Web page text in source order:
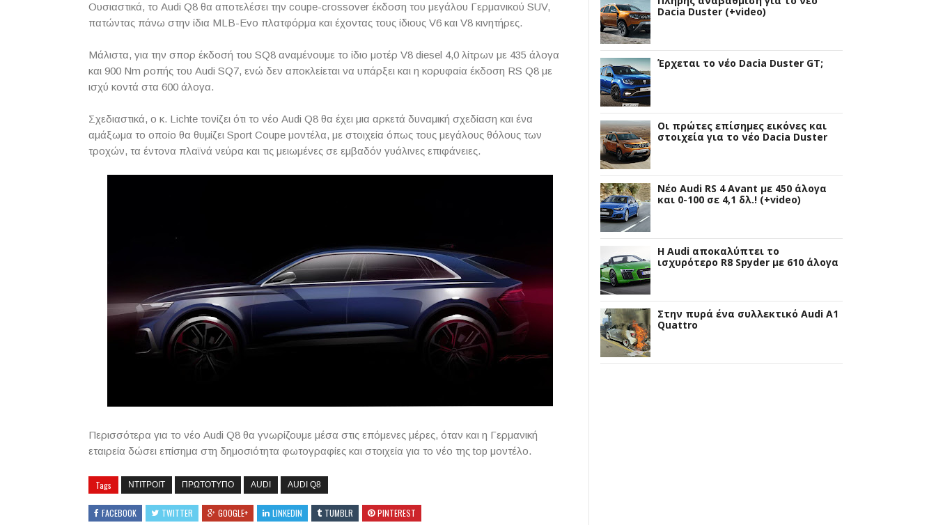
Ουσιαστικά, το Audi Q8 θα αποτελέσει την coupe-crossover έκδοση του μεγάλου Γερμανικού SUV,
πατώντας πάνω στην ίδια MLB-Evo πλατφόρμα και έχοντας τους ίδιους V6 και V8 κινητήρες.
Μάλιστα, για την σπορ έκδοσή του SQ8 αναμένουμε το ίδιο μοτέρ V8 diesel 4,0 λίτρων με 435 άλογα
και 900 Nm ροπής του Audi SQ7, ενώ δεν αποκλείεται να υπάρξει και η κορυφαία έκδοση RS Q8 με
ισχύ κοντά στα 600 άλογα.
Σχεδιαστικά, ο κ. Lichte τονίζει ότι το νέο Audi Q8 θα έχει μια αρκετά δυναμική σχεδίαση και ένα
αμάξωμα το οποίο θα θυμίζει Sport Coupe μοντέλα, με στοιχεία όπως τους μεγάλους θόλους των
τροχών, τα έντονα πλαϊνά νεύρα και τις μειωμένες σε εμβαδόν γυάλινες επιφάνειες.
Περισσότερα για το νέο Audi Q8 θα γνωρίζουμε μέσα στις επόμενες μέρες, όταν και η Γερμανική
εταιρεία δώσει επίσημα στη δημοσιότητα φωτογραφίες και στοιχεία για το νέο της top μοντέλο.
Tags ΝΤΙΤΡΟΙΤ ΠΡΩΤΟΤΥΠΟ AUDI AUDI Q8
FACEBOOK TWITTER GOOGLE+ LINKEDIN TUMBLR PINTEREST
Dacia Duster (+video)
Έρχεται το νέο Dacia Duster GT;
Οι πρώτες επίσημες εικόνες και
στοιχεία για το νέο Dacia Duster
Νέο Audi RS 4 Avant με 450 άλογα
και 0-100 σε 4,1 δλ.! (+video)
Η Audi αποκαλύπτει το
ισχυρότερο R8 Spyder με 610 άλογα
Στην πυρά ένα συλλεκτικό Audi A1
Quattro